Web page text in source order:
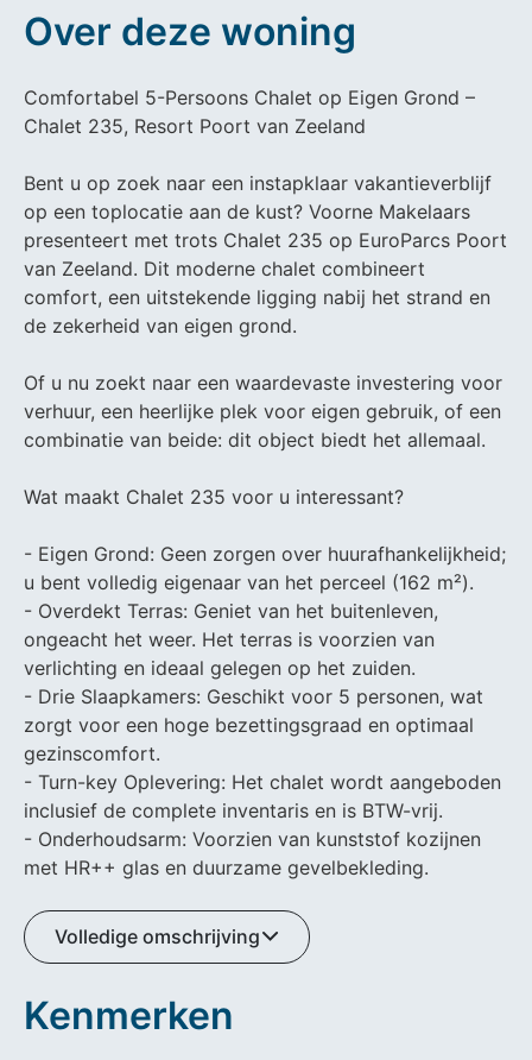
Over deze woning
Comfortabel 5-Persoons Chalet op Eigen Grond –
Chalet 235, Resort Poort van Zeeland
Bent u op zoek naar een instapklaar vakantieverblijf
op een toplocatie aan de kust? Voorne Makelaars
presenteert met trots Chalet 235 op EuroParcs Poort
van Zeeland. Dit moderne chalet combineert
comfort, een uitstekende ligging nabij het strand en
de zekerheid van eigen grond.
Of u nu zoekt naar een waardevaste investering voor
verhuur, een heerlijke plek voor eigen gebruik, of een
combinatie van beide: dit object biedt het allemaal.
Wat maakt Chalet 235 voor u interessant?
- Eigen Grond: Geen zorgen over huurafhankelijkheid;
u bent volledig eigenaar van het perceel (162 m²).
- Overdekt Terras: Geniet van het buitenleven,
ongeacht het weer. Het terras is voorzien van
verlichting en ideaal gelegen op het zuiden.
- Drie Slaapkamers: Geschikt voor 5 personen, wat
zorgt voor een hoge bezettingsgraad en optimaal
gezinscomfort.
- Turn-key Oplevering: Het chalet wordt aangeboden
inclusief de complete inventaris en is BTW-vrij.
- Onderhoudsarm: Voorzien van kunststof kozijnen
met HR++ glas en duurzame gevelbekleding.
Volledige omschrijving
Kenmerken